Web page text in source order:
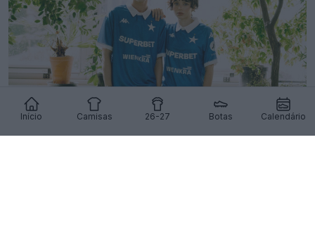
Início Camisas 26-27 Botas Calendário